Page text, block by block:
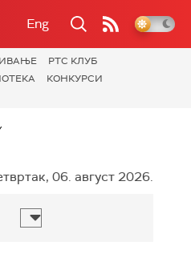
Eng
РТС КЛУБ
КОНКУРСИ
06. август 2026.